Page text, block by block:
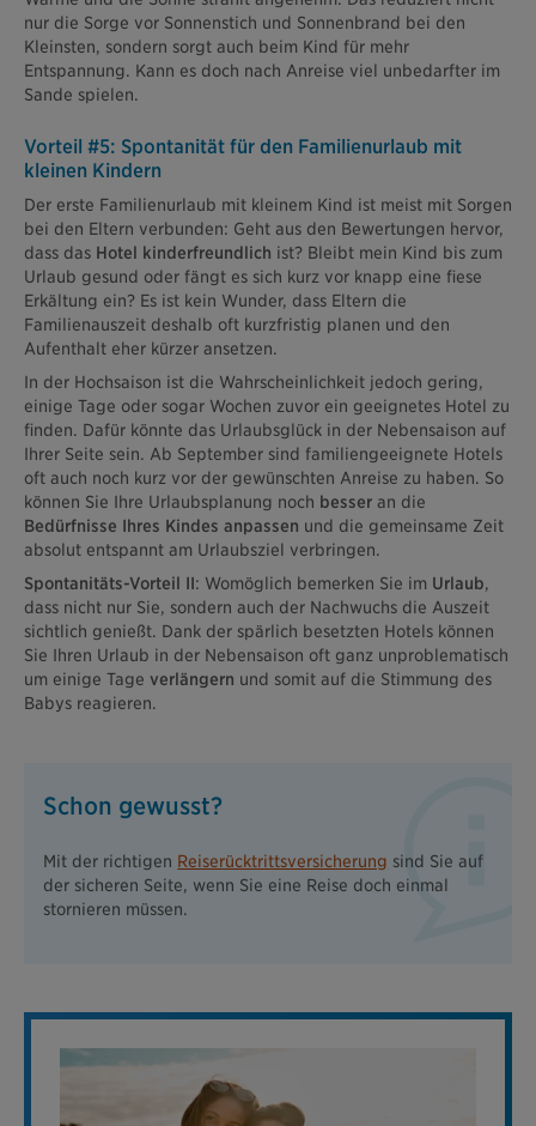
nur die Sorge vor Sonnenstich und Sonnenbrand bei den
Kleinsten, sondern sorgt auch beim Kind für mehr
Entspannung. Kann es doch nach Anreise viel unbedarfter im
Sande spielen.
Vorteil #5: Spontanität für den Familienurlaub mit
kleinen Kindern
Der erste Familienurlaub mit kleinem Kind ist meist mit Sorgen
bei den Eltern verbunden: Geht aus den Bewertungen hervor,
dass das Hotel kinderfreundlich ist? Bleibt mein Kind bis zum
Urlaub gesund oder fängt es sich kurz vor knapp eine fiese
Erkältung ein? Es ist kein Wunder, dass Eltern die
Familienauszeit deshalb oft kurzfristig planen und den
Aufenthalt eher kürzer ansetzen.
In der Hochsaison ist die Wahrscheinlichkeit jedoch gering,
einige Tage oder sogar Wochen zuvor ein geeignetes Hotel zu
finden. Dafür könnte das Urlaubsglück in der Nebensaison auf
Ihrer Seite sein. Ab September sind familiengeeignete Hotels
oft auch noch kurz vor der gewünschten Anreise zu haben. So
können Sie Ihre Urlaubsplanung noch besser an die
Bedürfnisse Ihres Kindes anpassen und die gemeinsame Zeit
absolut entspannt am Urlaubsziel verbringen.
Spontanitäts-Vorteil II: Womöglich bemerken Sie im Urlaub,
dass nicht nur Sie, sondern auch der Nachwuchs die Auszeit
sichtlich genießt. Dank der spärlich besetzten Hotels können
Sie Ihren Urlaub in der Nebensaison oft ganz unproblematisch
um einige Tage verlängern und somit auf die Stimmung des
Babys reagieren.
Schon gewusst?
Mit der richtigen Reiserücktrittsversicherung sind Sie auf
der sicheren Seite, wenn Sie eine Reise doch einmal
stornieren müssen.